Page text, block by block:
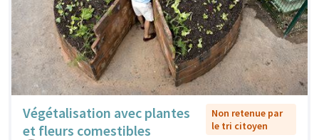
Végétalisation avec plantes
et fleurs comestibles
Non retenue par
le tri citoyen